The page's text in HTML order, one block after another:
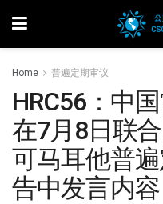
Home 普遍定期审议
HRC56：中
在7月8日联
可马耳他普
告中发言内容